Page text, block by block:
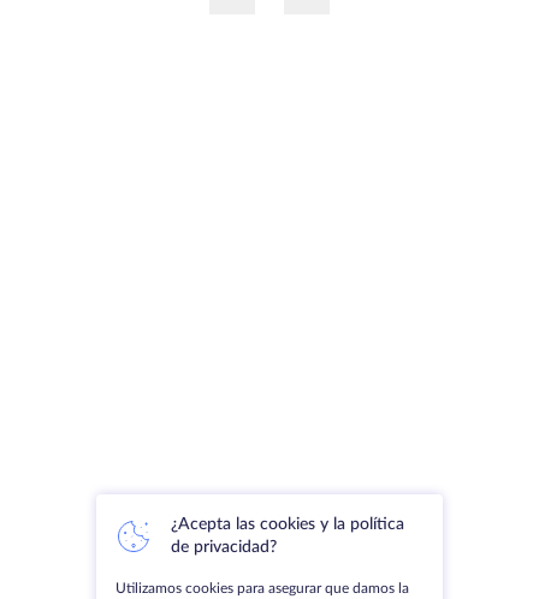
¿Acepta las cookies y la política
de privacidad?
Utilizamos cookies para asegurar que damos la